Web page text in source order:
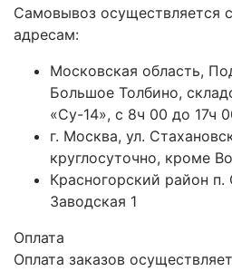
Самовывоз осуществляется
адресам:
Московская область,
Большое Толбино,
«Су-14», с 8ч 00 до 17ч
г. Москва, ул.
круглосуточно, кроме
Красногорский район п.
Заводская 1
Оплата
Оплата заказов